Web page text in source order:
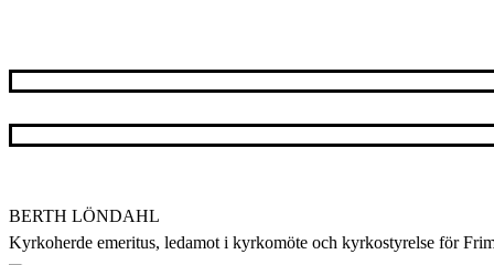
BERTH LÖNDAHL
Kyrkoherde emeritus, ledamot i kyrkomöte och kyrkostyrelse för